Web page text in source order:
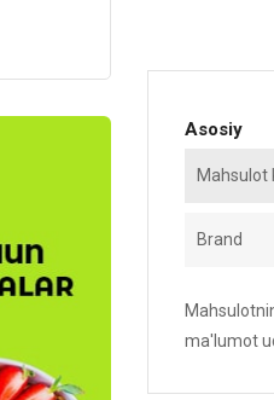
Asosiy
Mahsulot
Brand
ma'lumot